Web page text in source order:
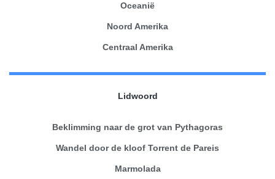
Oceanië
Noord Amerika
Centraal Amerika
Lidwoord
Beklimming naar de grot van Pythagoras
Wandel door de kloof Torrent de Pareis
Marmolada